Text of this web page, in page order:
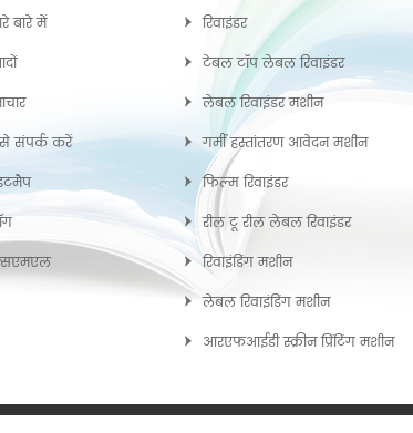
बारे में
संपर्क करें
रिवाइंडर
टेबल टॉप लेबल रिवाइंडर
लेबल रिवाइंडर मशीन
गर्मी हस्तांतरण आवेदन मशीन
फिल्म रिवाइंडर
रील टू रील लेबल रिवाइंडर
रिवाइंडिंग मशीन
लेबल रिवाइंडिंग मशीन
आरएफआईडी स्क्रीन प्रिंटिंग मशीन